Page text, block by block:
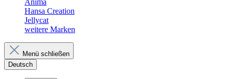
Anima
Hansa Creation
Jellycat
weitere Marken
Menü schließen
Deutsch